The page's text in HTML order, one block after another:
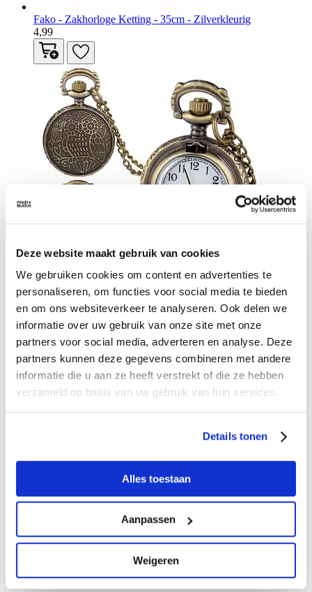
Deze website maakt gebruik van cookies
We gebruiken cookies om content en advertenties te
personaliseren, om functies voor social media te bieden
en om ons websiteverkeer te analyseren. Ook delen we
informatie over uw gebruik van onze site met onze
partners voor social media, adverteren en analyse. Deze
partners kunnen deze gegevens combineren met andere
informatie die u aan ze heeft verstrekt of die ze hebben
verzameld op basis van uw gebruik van hun services.
Details tonen
Alles toestaan
Aanpassen
Weigeren
Fako - Zakhorloge Ketting - 35cm - Zilverkleurig
4,99
Fako - Kettinghorloge - Uiltje - Bronskleurig
Speciale prijs 4,99 Reguliere prijs 9,99